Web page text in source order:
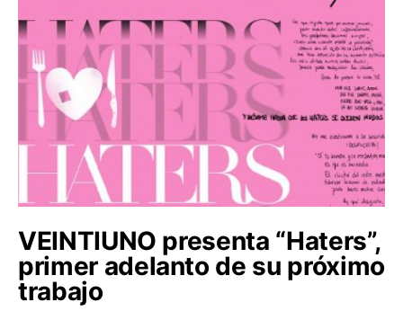
VEINTIUNO presenta “Haters”,
primer adelanto de su próximo
trabajo